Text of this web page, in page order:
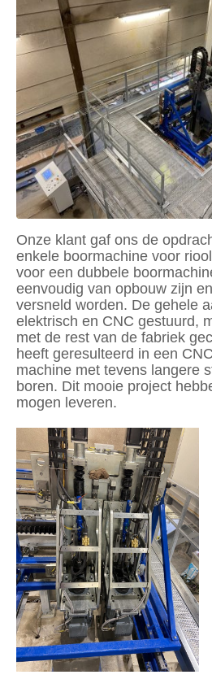
Onze klant gaf ons de
enkele boormachine voor
voor een dubbele
eenvoudig van opbouw zijn
versneld worden. De gehele
elektrisch en CNC gestuurd,
met de rest van de fabriek
heeft geresulteerd in een
machine met tevens langere
boren. Dit mooie project
mogen leveren.